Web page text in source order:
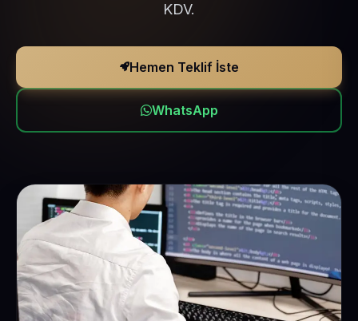
KDV.
Hemen Teklif İste
WhatsApp